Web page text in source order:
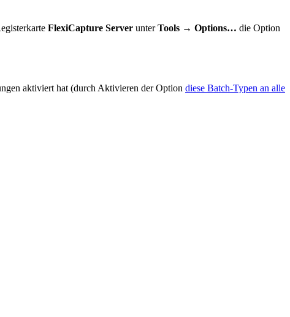
FlexiCapture Server unterTools → Options… die Option
aktiviert hat (durch Aktivieren der Option diese Batch-Typen an alle